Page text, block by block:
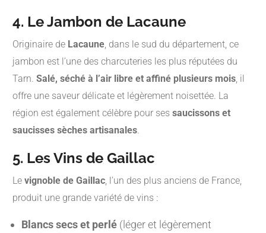
4. Le Jambon de Lacaune
Originaire de Lacaune , dans le sud du département, ce
jambon est l’une des charcuteries les plus réputées du
Tarn. Salé, séché à l’air libre et affiné plusieurs mois , il
offre une saveur délicate et légèrement noisettée. La
région est également célèbre pour ses saucissons et
saucisses sèches artisanales
5. Les Vins de Gaillac
Le vignoble de Gaillac , l’un des plus anciens de France,
produit une grande variété de vins :
Blancs secs et perlé (léger et légèrement